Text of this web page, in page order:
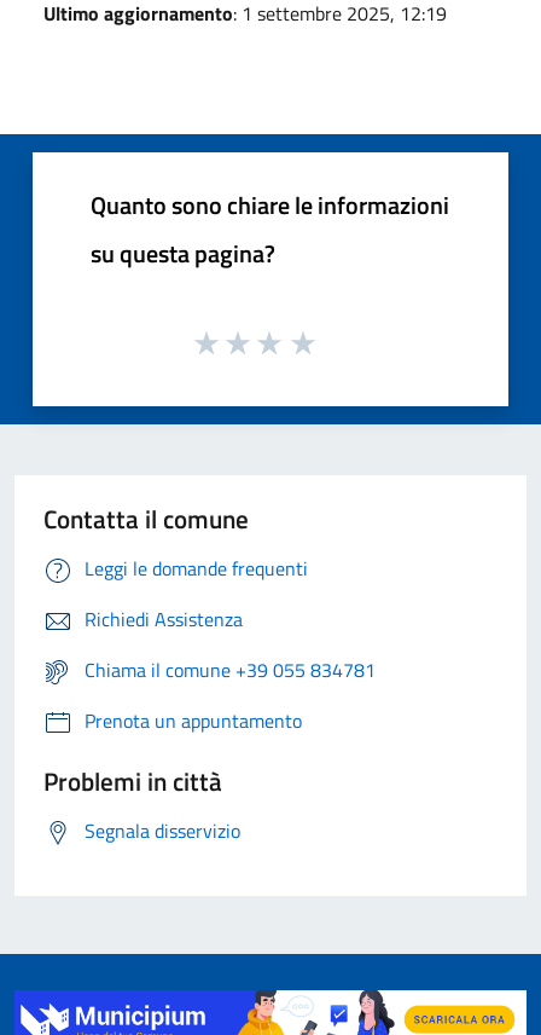
Ultimo aggiornamento: 1 settembre 2025, 12:19
Quanto sono chiare le informazioni
su questa pagina?
Contatta il comune
Leggi le domande frequenti
Richiedi Assistenza
Chiama il comune +39 055 834781
Prenota un appuntamento
Problemi in città
Segnala disservizio